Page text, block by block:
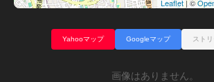
Leaflet| ©
Yahooマップ Googleマップ スト
画像はありません。